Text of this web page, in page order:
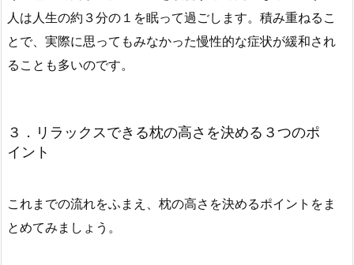
人は人生の約３分の１を眠って過ごします。積み重ねるこ
とで、実際に思ってもみなかった慢性的な症状が緩和され
ることも多いのです。
３．リラックスできる枕の高さを決める３つのポ
イント
これまでの流れをふまえ、枕の高さを決めるポイントをま
とめてみましょう。